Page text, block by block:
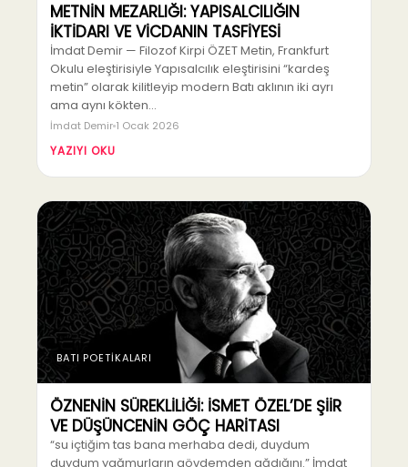
METNİN MEZARLIĞI: YAPISALCILIĞIN
İKTİDARI VE VİCDANIN TASFİYESİ
İmdat Demir — Filozof Kirpi ÖZET Metin, Frankfurt
Okulu eleştirisiyle Yapısalcılık eleştirisini “kardeş
metin” olarak kilitleyip modern Batı aklının iki ayrı
ama aynı kökten…
İmdat Demir 1 Ocak 2026
YAZIYI OKU
BATI POETİKALARI
ÖZNENİN SÜREKLİLİĞİ: İSMET ÖZEL’DE ŞİİR
VE DÜŞÜNCENİN GÖÇ HARİTASI
“su içtiğim tas bana merhaba dedi, duydum
duydum yağmurların gövdemden ağdığını.” İmdat